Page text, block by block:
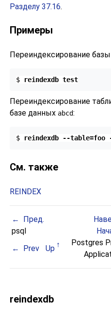
Разделу 37.16.
Примеры
Переиндексирование
$ reindexdb test
Переиндексирование
базе данных abcd:
$ reindexdb --table=foo
См. также
REINDEX
Пред.
psql
Prev
Up
Postgres
reindexdb